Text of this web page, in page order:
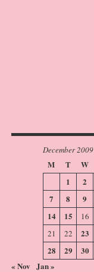
December 2009
M T W
1
2
7
8 9
14
15 16
21 22 23
28 29 30
« Nov Jan »